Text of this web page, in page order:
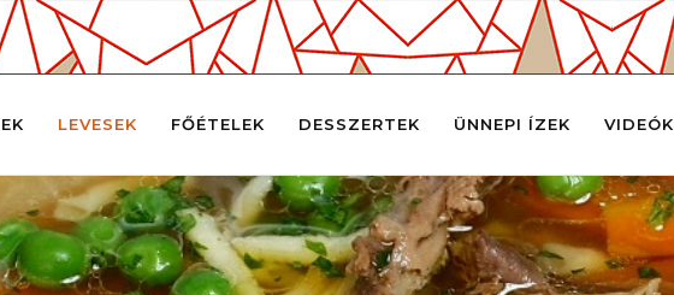
LEVESEK FŐÉTELEK DESSZERTEK ÜNNEPI ÍZEK VIDEÓK